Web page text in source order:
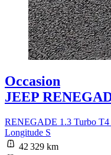
Occasion
JEEP
RENEGADE 1.3 Turbo
Longitude S
42 329 km